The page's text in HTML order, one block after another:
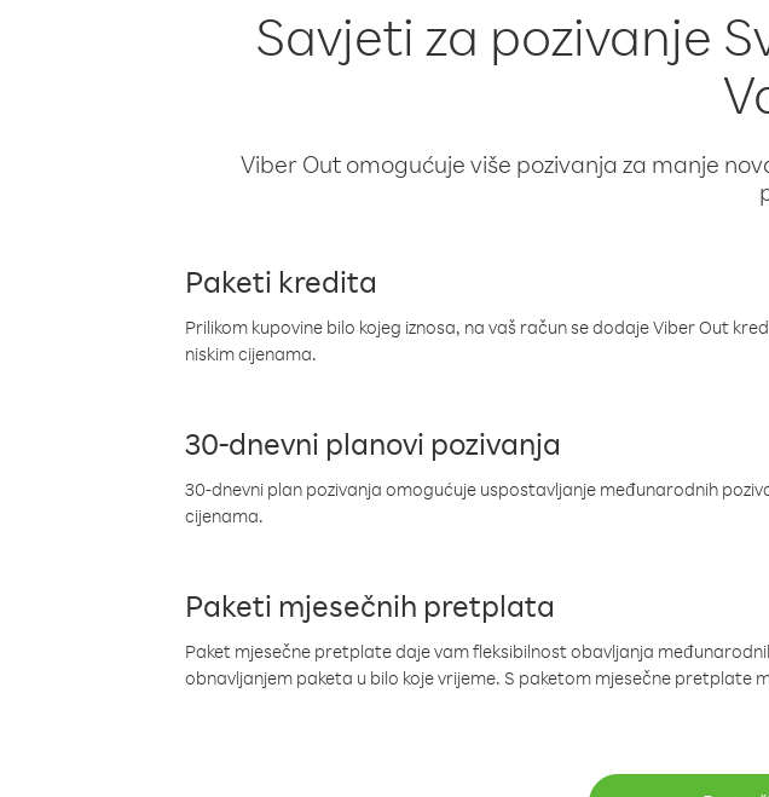
Savjeti za pozivanje
Viber Out omogućuje više pozivanja za manje
Paketi kredita
Prilikom kupovine bilo kojeg iznosa, na vaš račun se dodaje Viber Out
niskim cijenama.
30-dnevni planovi pozivanja
30-dnevni plan pozivanja omogućuje uspostavljanje međunarodnih
cijenama.
Paketi mjesečnih pretplata
Paket mjesečne pretplate daje vam fleksibilnost obavljanja
obnavljanjem paketa u bilo koje vrijeme. S paketom mjesečne pretplate